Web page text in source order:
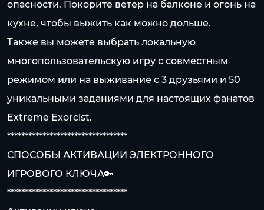
опасности. Покорите ветер на балконе и огонь на
кухне, чтобы выжить как можно дольше.
Также вы можете выбрать локальную
многопользовательскую игру с совместным
режимом или на выживание с 3 друзьями и 50
уникальными заданиями для настоящих фанатов
Extreme Exorcist.
**********************************
СПОСОБЫ АКТИВАЦИИ ЭЛЕКТРОННОГО
ИГРОВОГО КЛЮЧА🔑
**********************************